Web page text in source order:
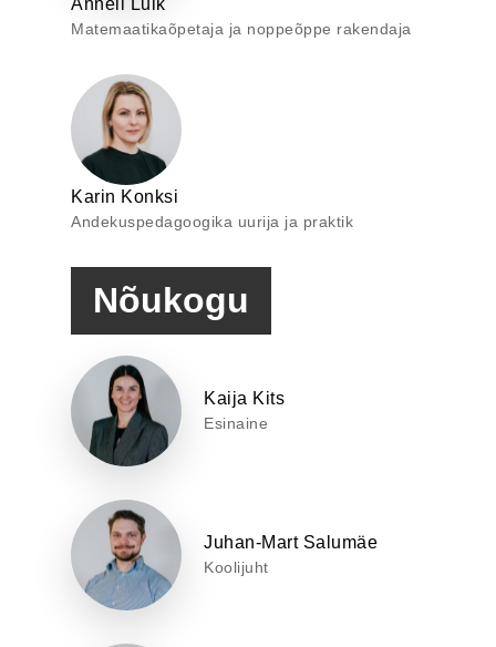
Anneli Luik
Matemaatikaõpetaja ja noppeõppe rakendaja
Karin Konksi
Andekuspedagoogika uurija ja praktik
Nõukogu
Kaija Kits
Esinaine
Juhan-Mart Salumäe
Koolijuht